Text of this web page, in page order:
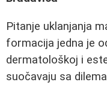
Pitanje uklanjanja
formacija jedna je
dermatološkoj i
suočavaju sa